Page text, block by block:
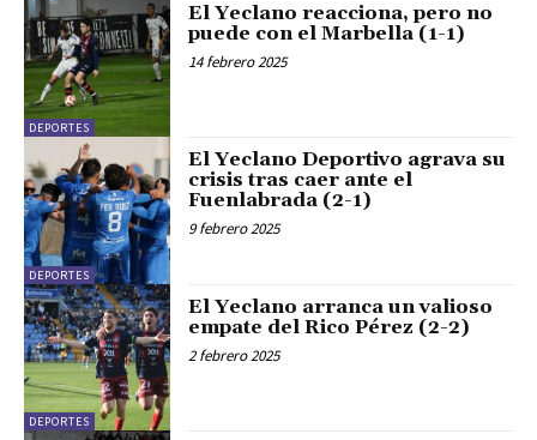
DEPORTES
El Yeclano reacciona, pero no
puede con el Marbella (1-1)
14 febrero 2025
DEPORTES
El Yeclano Deportivo agrava su
crisis tras caer ante el
Fuenlabrada (2-1)
9 febrero 2025
DEPORTES
El Yeclano arranca un valioso
empate del Rico Pérez (2-2)
2 febrero 2025